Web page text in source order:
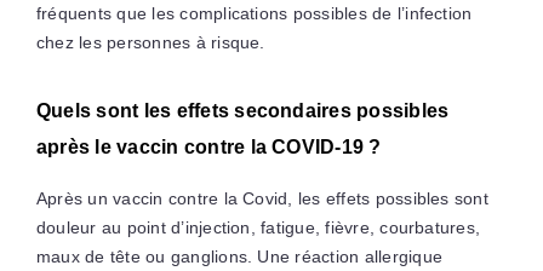
fréquents que les complications possibles de l’infection
chez les personnes à risque.
Quels sont les effets secondaires possibles
après le vaccin contre la COVID-19 ?
Après un vaccin contre la Covid, les effets possibles sont
douleur au point d’injection, fatigue, fièvre, courbatures,
maux de tête ou ganglions. Une réaction allergique